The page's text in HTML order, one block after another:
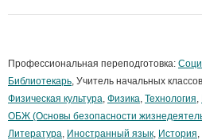
Профессиональная переподготовка:
Библиотекарь, Учитель начальных
Физическая культура, Физика, Технология,
ОБЖ (Основы безопасности
Литература, Иностранный язык, История,